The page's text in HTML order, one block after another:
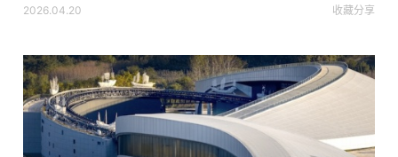
2026.04.20 收藏分享